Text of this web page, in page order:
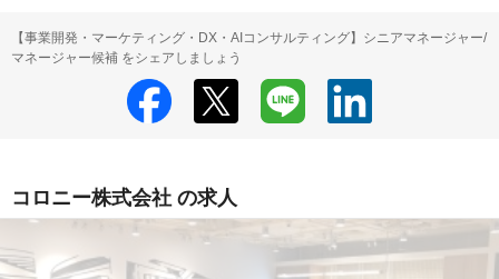
【事業開発・マーケティング・DX・AIコンサルティング】シニアマネージャー/
マネージャー候補 をシェアしましょう
コロニー株式会社 の求人